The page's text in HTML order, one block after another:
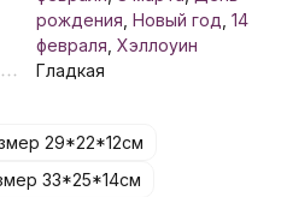
рождения Новый год 14
февраля Хэллоуин
Гладкая
29*22*12см
33*25*14см